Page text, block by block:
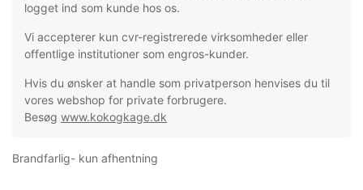
logget ind som kunde hos os.
Vi accepterer kun cvr-registrerede virksomheder eller
offentlige institutioner som engros-kunder.
Hvis du ønsker at handle som privatperson henvises du til
vores webshop for private forbrugere.
Besøg www.kokogkage.dk
Brandfarlig- kun afhentning